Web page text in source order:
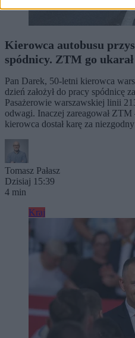
Kierowca autobusu
spódnicy. ZTM go ukarał
Pan Darek, 50-letni kierowca
dzień założył do pracy spódnicę
Pasażerowie warszawskiej linii
odwagi. Inaczej zareagował
kierowca dostał karę za
Tomasz Pałasz
Dzisiaj 15:39
4 min
Kraj